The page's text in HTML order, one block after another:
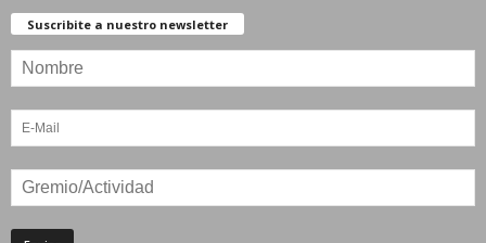
Suscribite a nuestro newsletter